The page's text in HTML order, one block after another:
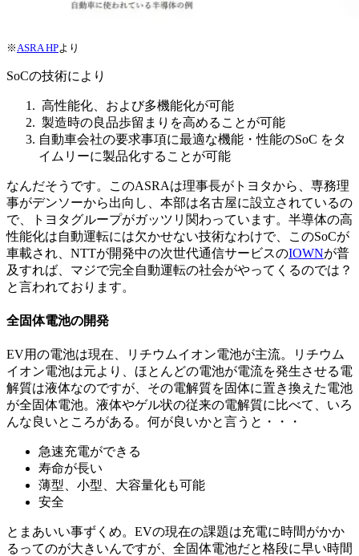
※ ASRA HPより
SoCの技術により
高性能化、および多機能化が可能
製造時の良品歩留まりを高めることが可能
自動車会社の要求事項に最適な機能・性能のSoC をタ
イムリーに製品化することが可能
なんだそうです。このASRAは理事長がトヨタから、専務理
事がデンソーから出向し、本部は名古屋に設立されているの
で、トヨタグループがガッツリ関わっています。半導体の高
性能化は自動運転には欠かせない技術なわけで、このSoCが
車載され、NTTが開発中の次世代通信サービスのIOWNが普
及すれば、マジで完全自動運転の社会がやってくるのでは？
と言われております。
全固体電池の開発
EV用の電池は現在、リチウムイオン電池が主流。リチウム
イオン電池は元より、ほとんどの電池が電流を発生させる電
解質は液体なのですが、その電解質を固体に置き換えた電池
が全固体電池。液体やゲル状の従来の電解質に比べて、いろ
んな良いところがある。何が良いかと言うと・・・
急速充電ができる
寿命が長い
薄型、小型、大容量化も可能
安全
とまあいい事ずくめ。EVの現在の課題は充電に時間がかか
るってのが大きいんですが、全固体電池だと格段に早い時間